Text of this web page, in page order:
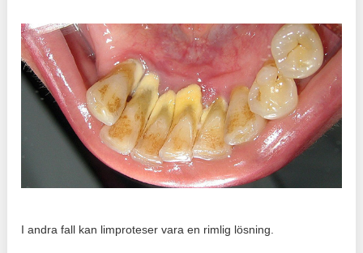
I andra fall kan limproteser vara en rimlig lösning.